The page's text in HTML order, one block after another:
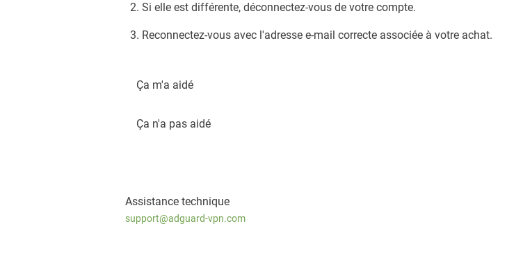
Si elle est différente, déconnectez-vous de votre compte.
Reconnectez-vous avec l'adresse e-mail correcte associée à votre achat.
Ça m'a aidé
Ça n'a pas aidé
Assistance technique
support@adguard-vpn.com